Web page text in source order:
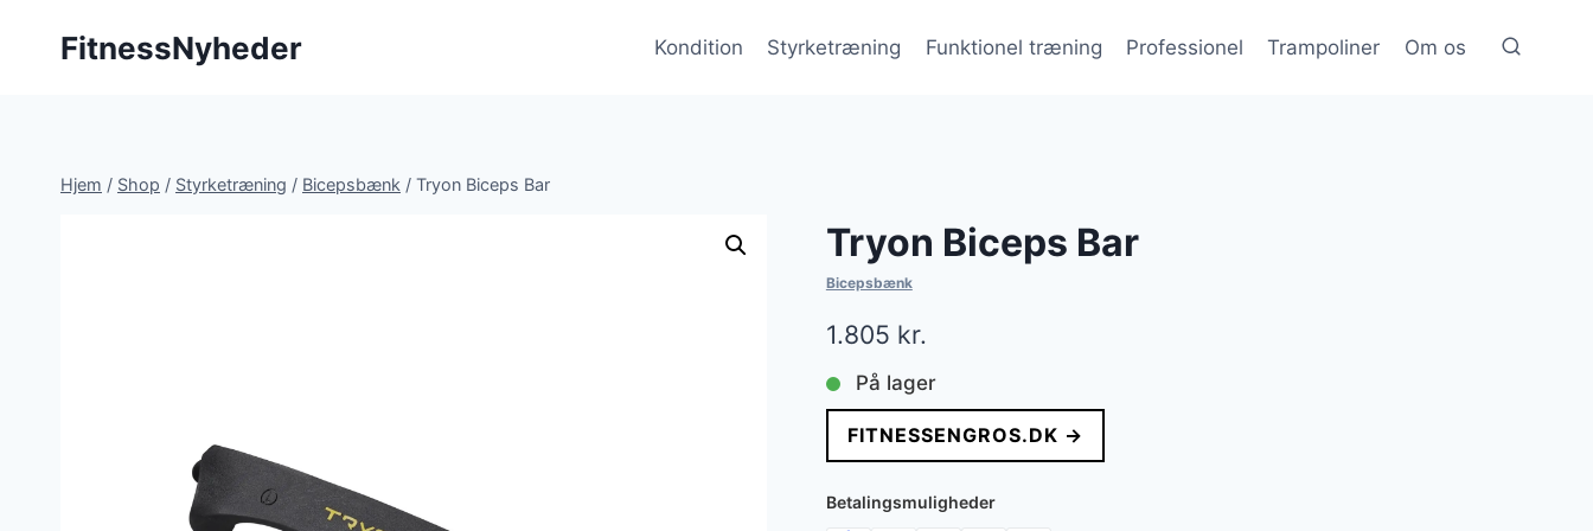
FitnessNyheder Kondition Styrketræning Funktionel træning Professionel Trampoliner Om os
Hjem / Shop / Styrketræning / Bicepsbænk / Tryon Biceps Bar
Tryon Biceps Bar
Bicepsbænk
1.805 kr.
På lager
FITNESSENGROS.DK →
Betalingsmuligheder